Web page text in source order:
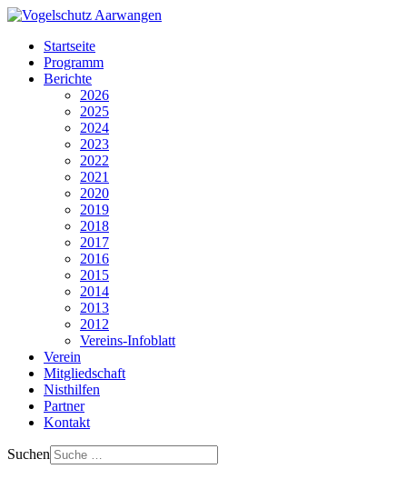
Startseite
Programm
Berichte
2026
2025
2024
2023
2022
2021
2020
2019
2018
2017
2016
2015
2014
2013
2012
Vereins-Infoblatt
Verein
Mitgliedschaft
Nisthilfen
Partner
Kontakt
Suchen